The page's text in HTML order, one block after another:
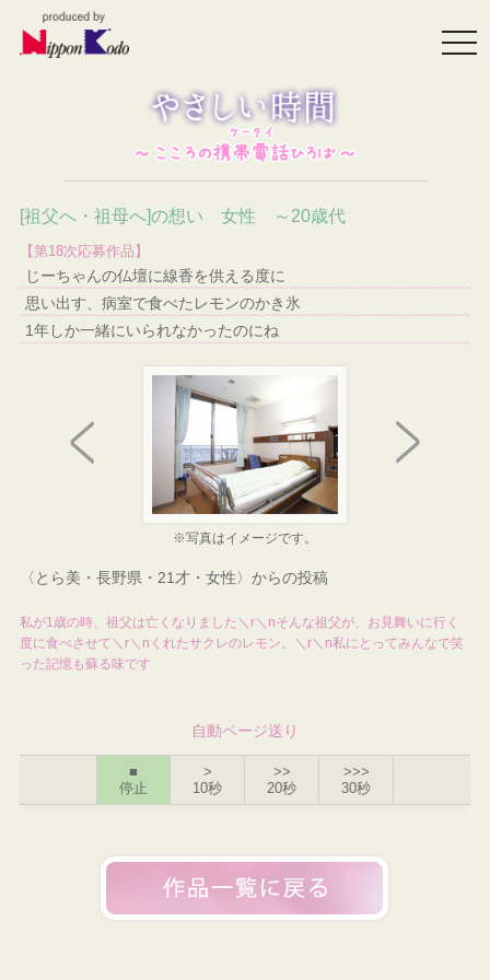
[祖父へ・祖母へ]の想い 女性 ～20歳代
【第18次応募作品】
じーちゃんの仏壇に線香を供える度に
思い出す、病室で食べたレモンのかき氷
1年しか一緒にいられなかったのにね
※写真はイメージです。
〈とら美・長野県・21才・女性〉からの投稿
私が1歳の時、祖父は亡くなりました＼r＼nそんな祖父が、お見舞いに行く
度に食べさせて＼r＼nくれたサクレのレモン。＼r＼n私にとってみんなで笑
った記憶も蘇る味です
自動ページ送り
■
停止
>
10秒
>>
20秒
>>>
30秒